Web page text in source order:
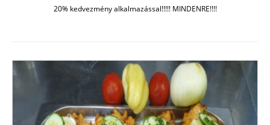
20% kedvezmény alkalmazással!!!!! MINDENRE!!!!